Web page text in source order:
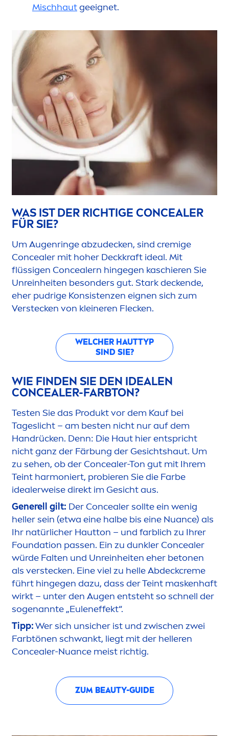
Mischhautgeeignet.
WAS IST DER RICHTIGE CONCEALER
FÜR SIE?
Um Augenringe abzudecken, sind cremige
Concealer mit hoher Deckkraft ideal. Mit
flüssigen Concealern hingegen kaschieren Sie
Unreinheiten besonders gut. Stark deckende,
eher pudrige Konsistenzen eignen sich zum
Verstecken von kleineren Flecken.
WELCHER HAUTTYP
SIND SIE?
WIE FINDEN SIE DEN IDEALEN
CONCEALER-FARBTON?
Testen Sie das Produkt vor dem Kauf bei
Tageslicht – am besten nicht nur auf dem
Handrücken. Denn: Die Haut hier entspricht
nicht ganz der Färbung der Gesichtshaut. Um
zu sehen, ob der Concealer-Ton gut mit Ihrem
Teint harmoniert, probieren Sie die Farbe
idealerweise direkt im Gesicht aus.
Generell gilt: Der Concealer sollte ein wenig
heller sein (etwa eine halbe bis eine Nuance) als
Ihr natürlicher Hautton – und farblich zu Ihrer
Foundation passen. Ein zu dunkler Concealer
würde Falten und Unreinheiten eher betonen
als verstecken. Eine viel zu helle Abdeckcreme
führt hingegen dazu, dass der Teint maskenhaft
wirkt – unter den Augen entsteht so schnell der
sogenannte „Euleneffekt“.
Tipp:Wer sich unsicher ist und zwischen zwei
Farbtönen schwankt, liegt mit der helleren
Concealer-Nuance meist richtig.
ZUM BEAUTY-GUIDE